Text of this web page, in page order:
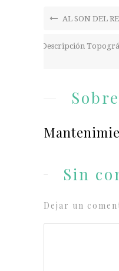
AL SON DEL
Descripción
Sin
Dejar un